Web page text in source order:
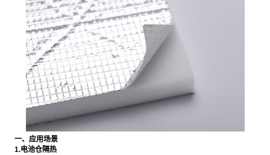
一、应用场景
1.电池仓隔热